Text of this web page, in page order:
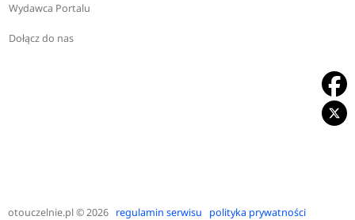
Wydawca Portalu
Dołącz do nas
otouczelnie.pl© 2026 regulamin serwisu polityka prywatności